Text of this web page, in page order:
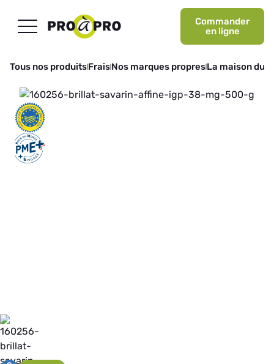
Commander
en ligne
Tous nos produitsFraisNos marques propresLa maison du